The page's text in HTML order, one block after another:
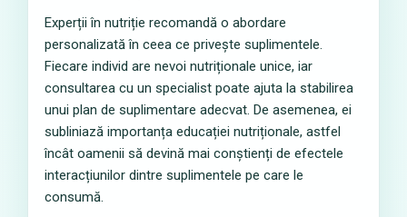
Experții în nutriție recomandă o abordare
personalizată în ceea ce privește suplimentele.
Fiecare individ are nevoi nutriționale unice, iar
consultarea cu un specialist poate ajuta la stabilirea
unui plan de suplimentare adecvat. De asemenea, ei
subliniază importanța educației nutriționale, astfel
încât oamenii să devină mai conștienți de efectele
interacțiunilor dintre suplimentele pe care le
consumă.